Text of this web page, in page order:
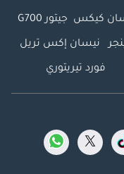
كيكس جيتور G700
نيسان إكس تريل
فورد تيريتوري